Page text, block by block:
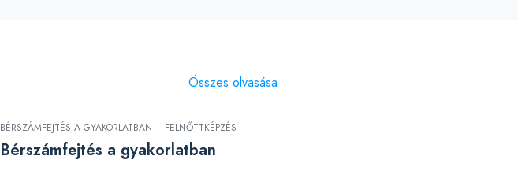
Összes olvasása
BÉRSZÁMFEJTÉS A GYAKORLATBAN FELNŐTTKÉPZÉS
Bérszámfejtés a gyakorlatban